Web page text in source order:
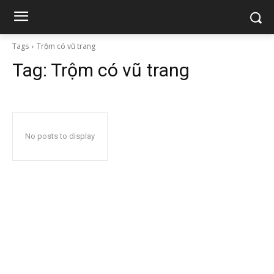
Tags Trộm có vũ trang
Tag: Trộm có vũ trang
No posts to display